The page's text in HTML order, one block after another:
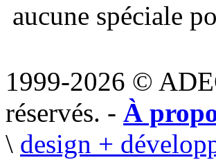
aucune spéciale
1999-2026 ©
réservés. - À
\ design +